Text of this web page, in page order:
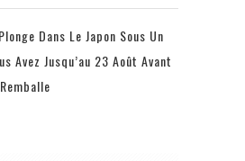
Dans Le Japon Sous Un
Avez Jusqu’au 23 Août Avant